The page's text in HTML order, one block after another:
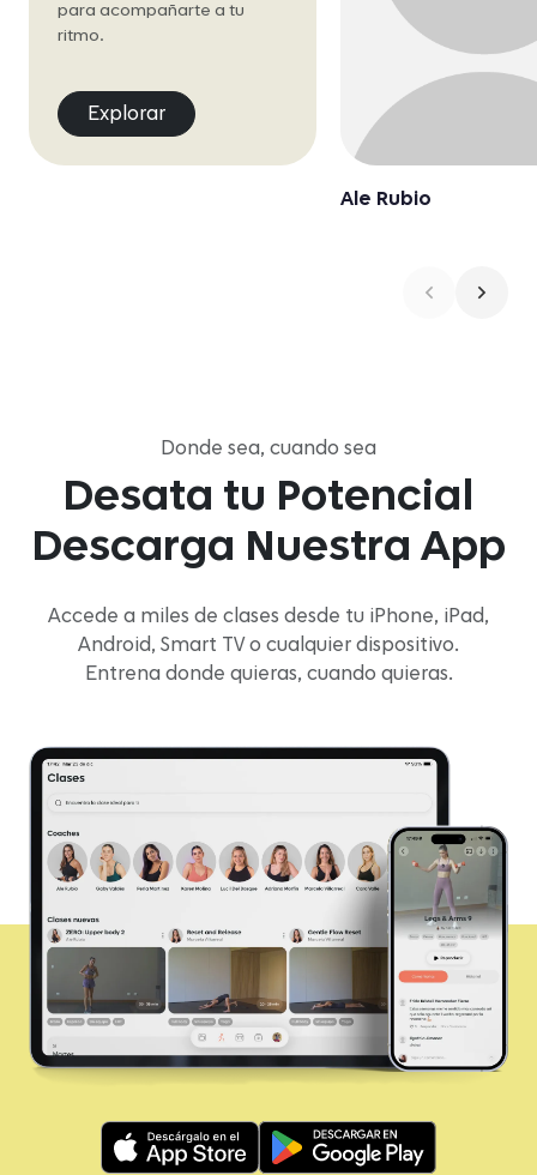
para acompañarte a tu
ritmo.
Explorar
Ale Rubio
Donde sea, cuando sea
Desata tu Potencial
Descarga Nuestra App
Accede a miles de clases desde tu iPhone, iPad,
Android, Smart TV o cualquier dispositivo.
Entrena donde quieras, cuando quieras.